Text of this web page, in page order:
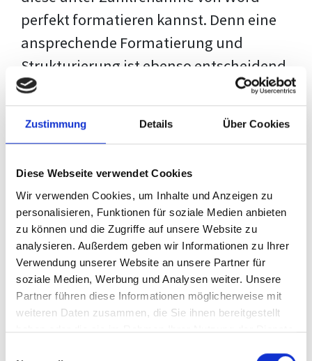
Zustimmung Details Über Cookies
Diese Webseite verwendet Cookies
Wir verwenden Cookies, um Inhalte und Anzeigen zu
personalisieren, Funktionen für soziale Medien anbieten
zu können und die Zugriffe auf unsere Website zu
analysieren. Außerdem geben wir Informationen zu Ihrer
Verwendung unserer Website an unsere Partner für
soziale Medien, Werbung und Analysen weiter. Unsere
Partner führen diese Informationen möglicherweise mit
weiteren Daten zusammen, die Sie ihnen bereitgestellt
haben oder die sie im Rahmen Ihrer Nutzung der Dienste
perfekt formatieren kannst. Denn eine
ansprechende Formatierung und
Strukturierung ist ebenso entscheidend
wie der Inhalt selbst. Jeder Prüfer hat
eigene Erwartungen, und unsere
Schulung ist so konzipiert, dass sie dir
deiner individuellen Vorlage zeigt,
anstatt eine Einheitslösung zu bieten.
Der Prozess des wissenschaftlichen
Schreibens kann ohne das richtige
Wissen eine große Herausforderung
darstellen. Jedoch, ausgestattet mit
denTechniken und Strategiendieses
Kurses, wird die Formatierung deiner